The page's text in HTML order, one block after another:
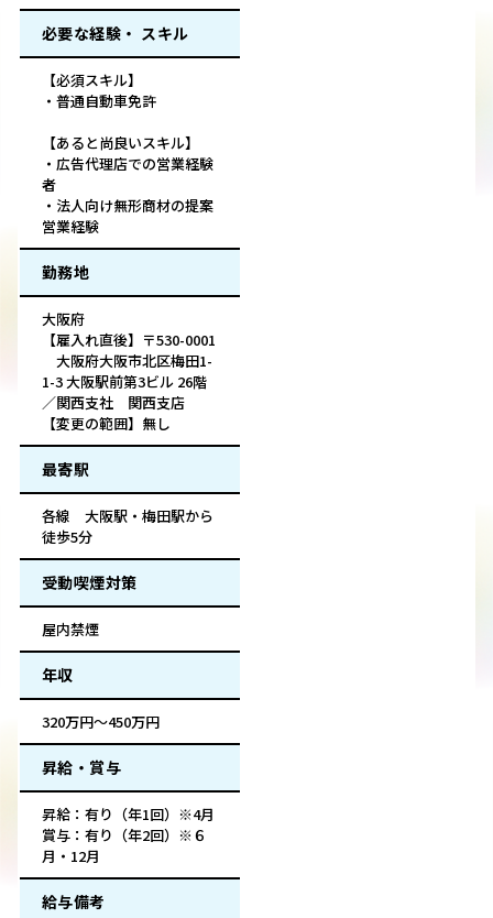
必要な経験・ スキル
【必須スキル】
・普通自動車免許
【あると尚良いスキル】
・広告代理店での営業経験
者
・法人向け無形商材の提案
営業経験
勤務地
大阪府
【雇入れ直後】〒530-0001
大阪府大阪市北区梅田1-
1-3 大阪駅前第3ビル 26階
／関西支社 関西支店
【変更の範囲】無し
最寄駅
各線 大阪駅・梅田駅から
徒歩5分
受動喫煙対策
屋内禁煙
年収
320万円～450万円
昇給・賞与
昇給：有り（年1回）※4月
賞与：有り（年2回）※６
月・12月
給与備考